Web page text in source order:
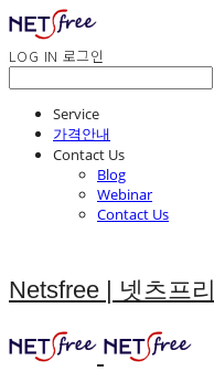
LOG IN 로그인
Service
가격안내
Contact Us
Blog
Webinar
Contact Us
Netsfree | 넷츠프리